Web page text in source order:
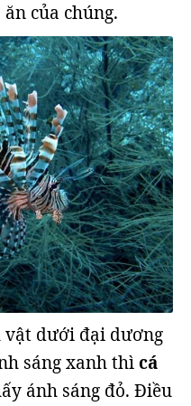
của chúng.
vật dưới đại dương
sáng xanh thì cá
ánh sáng đỏ. Điều